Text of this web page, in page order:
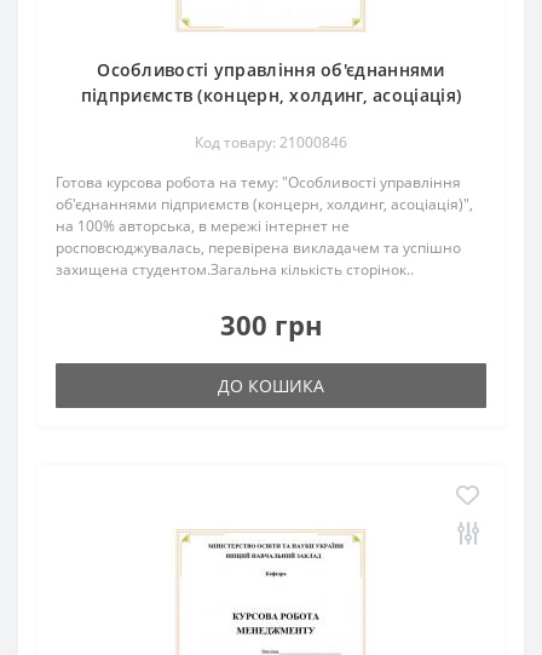
Особливості управління об'єднаннями
підприємств (концерн, холдинг, асоціація)
Код товару: 21000846
Готова курсова робота на тему: "Особливості управління
об'єднаннями підприємств (концерн, холдинг, асоціація)",
на 100% авторська, в мережі інтернет не
росповсюджувалась, перевірена викладачем та успішно
захищена студентом.Загальна кількість сторінок..
300 грн
ДО КОШИКА